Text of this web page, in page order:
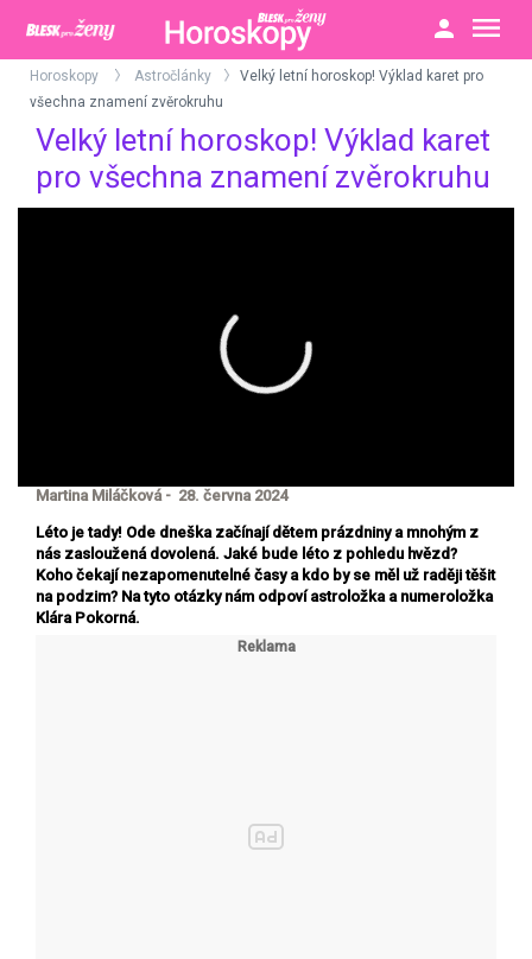
Horoskopy Astročlánky
Velký letní horoskop! Výklad karet pro
všechna znamení zvěrokruhu
Velký letní horoskop! Výklad karet
pro všechna znamení zvěrokruhu
Martina Miláčková - 28. června 2024
Léto je tady! Ode dneška začínají dětem prázdniny a mnohým z
nás zasloužená dovolená. Jaké bude léto z pohledu hvězd?
Koho čekají nezapomenutelné časy a kdo by se měl už raději těšit
na podzim? Na tyto otázky nám odpoví astroložka a numeroložka
Klára Pokorná.